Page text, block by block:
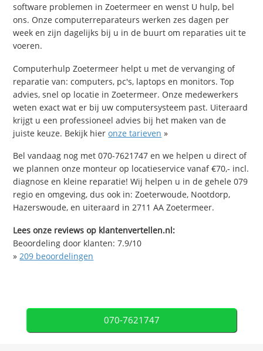
software problemen in Zoetermeer en wenst U hulp, bel
ons. Onze computerreparateurs werken zes dagen per
week en zijn dagelijks bij u in de buurt om reparaties uit te
voeren.
Computerhulp Zoetermeer helpt u met de vervanging of
reparatie van: computers, pc's, laptops en monitors. Top
advies, snel op locatie in Zoetermeer. Onze medewerkers
weten exact wat er bij uw computersysteem past. Uiteraard
krijgt u een professioneel advies bij het maken van de
juiste keuze. Bekijk hieronze tarieven »
Bel vandaag nog met 070-7621747 en we helpen u direct of
we plannen onze monteur op locatieservice vanaf €70,- incl.
diagnose en kleine reparatie! Wij helpen u in de gehele 079
regio en omgeving, dus ook in: Zoeterwoude, Nootdorp,
Hazerswoude, en uiteraard in 2711 AA Zoetermeer.
Lees onze reviews op klantenvertellen.nl:
Beoordeling door klanten:7.9/10
»209 beoordelingen
070-7621747